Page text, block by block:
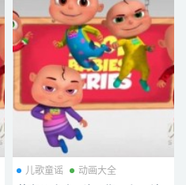
儿歌童谣 动画大全